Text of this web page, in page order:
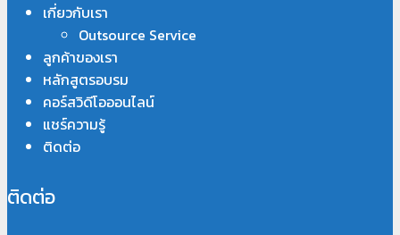
เกี่ยวกับเรา
Outsource Service
ลูกค้าของเรา
หลักสูตรอบรม
คอร์สวิดีโอออนไลน์
แชร์ความรู้
ติดต่อ
ติดต่อ